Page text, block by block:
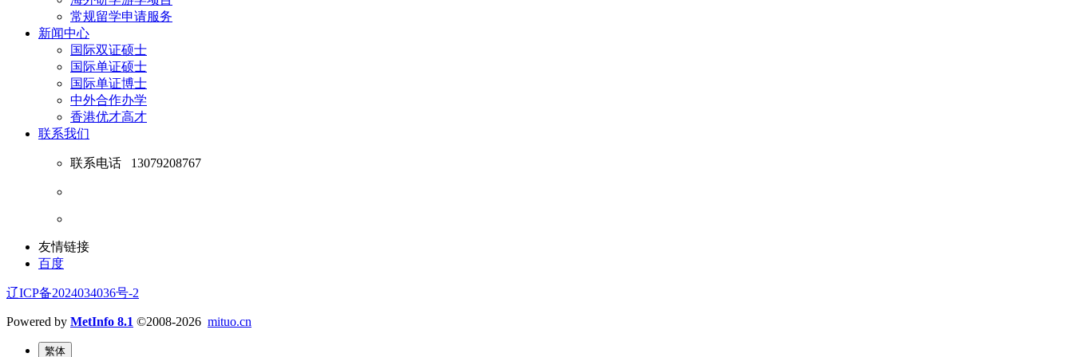
常规留学申请服务
新闻中心
国际双证硕士
国际单证硕士
国际单证博士
中外合作办学
香港优才高才
联系我们
联系电话 13079208767
友情链接
百度
辽ICP备2024034036号-2
Powered by MetInfo 8.1 ©2008-2026 mituo.cn
繁体